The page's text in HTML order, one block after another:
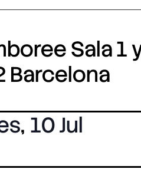
Sala 1
Barcelona
, 10 Jul